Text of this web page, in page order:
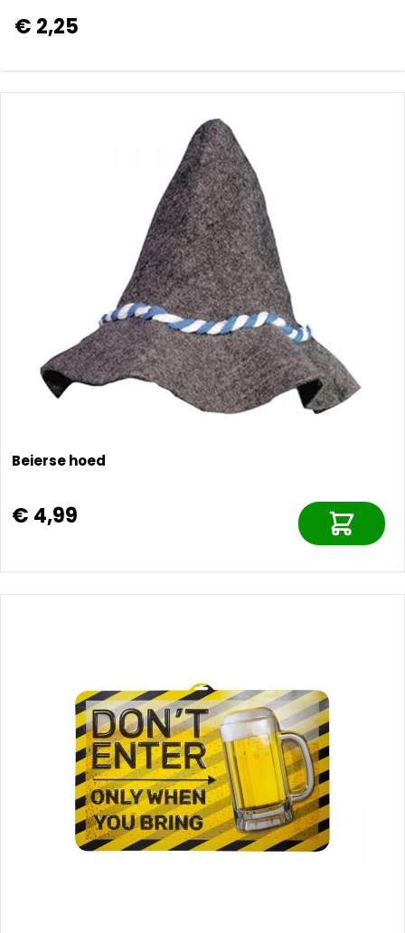
€ 2,25
Beierse hoed
€ 4,99